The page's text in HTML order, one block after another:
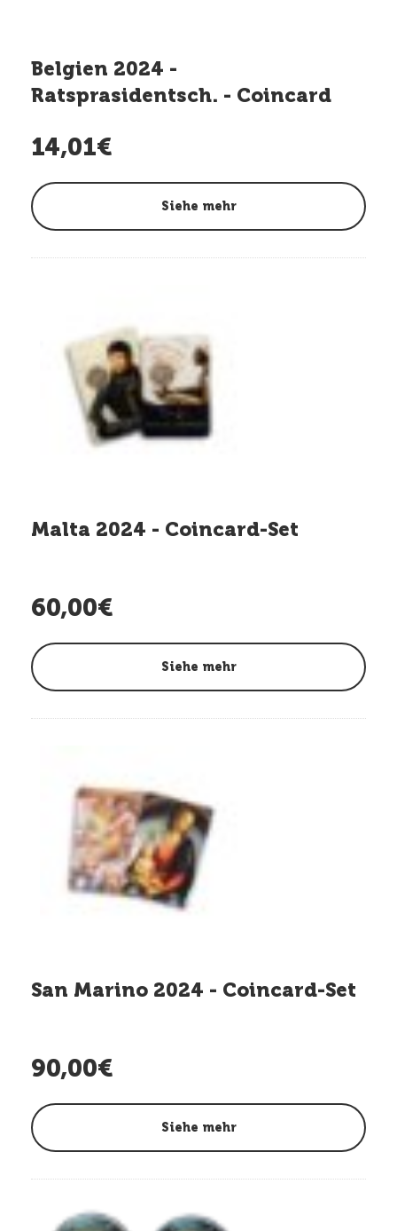
Belgien 2024 -
Ratsprasidentsch. - Coincard
14,01€
Siehe mehr
Malta 2024 - Coincard-Set
60,00€
Siehe mehr
San Marino 2024 - Coincard-Set
90,00€
Siehe mehr